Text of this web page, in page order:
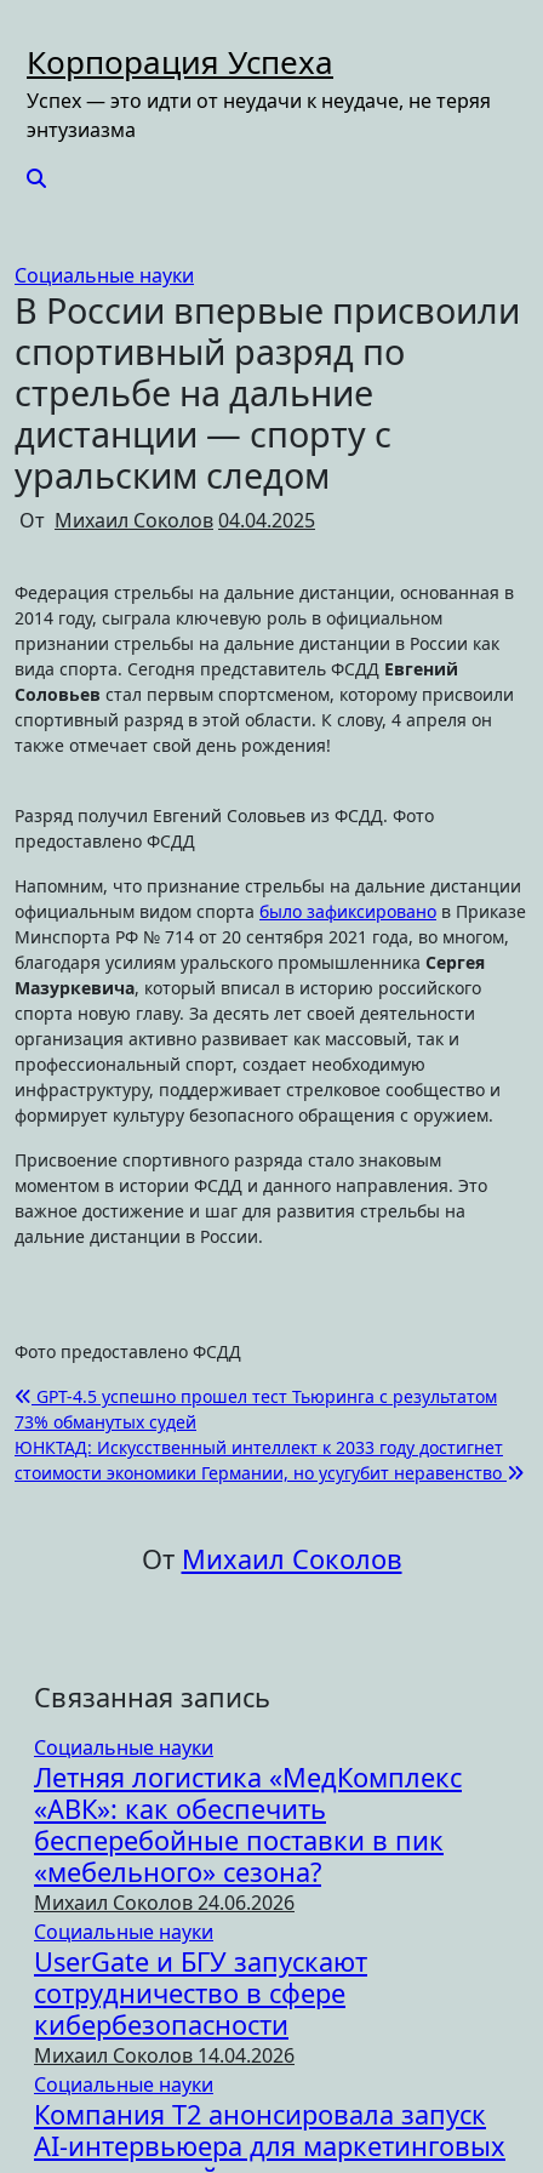
содержимому
Корпорация Успеха
Успех — это идти от неудачи к неудаче, не теряя
энтузиазма
Социальные науки
В России впервые присвоили
спортивный разряд по
стрельбе на дальние
дистанции — спорту с
уральским следом
От Михаил Соколов04.04.2025
Федерация стрельбы на дальние дистанции, основанная в
2014 году, сыграла ключевую роль в официальном
признании стрельбы на дальние дистанции в России как
вида спорта. Сегодня представитель ФСДД Евгений
Соловьев стал первым спортсменом, которому присвоили
спортивный разряд в этой области. К слову, 4 апреля он
также отмечает свой день рождения!
Разряд получил Евгений Соловьев из ФСДД. Фото
предоставлено ФСДД
Напомним, что признание стрельбы на дальние дистанции
официальным видом спорта было зафиксировано в Приказе
Минспорта РФ № 714 от 20 сентября 2021 года, во многом,
благодаря усилиям уральского промышленника Сергея
Мазуркевича, который вписал в историю российского
спорта новую главу. За десять лет своей деятельности
организация активно развивает как массовый, так и
профессиональный спорт, создает необходимую
инфраструктуру, поддерживает стрелковое сообщество и
формирует культуру безопасного обращения с оружием.
Присвоение спортивного разряда стало знаковым
моментом в истории ФСДД и данного направления. Это
важное достижение и шаг для развития стрельбы на
дальние дистанции в России.
Фото предоставлено ФСДД
Навигация
по
записям
GPT-4.5 успешно прошел тест Тьюринга с результатом
73% обманутых судей
ЮНКТАД: Искусственный интеллект к 2033 году достигнет
стоимости экономики Германии, но усугубит неравенство
От Михаил Соколов
Связанная запись
Социальные науки
Летняя логистика «МедКомплекс
«АВК»: как обеспечить
бесперебойные поставки в пик
«мебельного» сезона?
Михаил Соколов24.06.2026
Социальные науки
UserGate и БГУ запускают
сотрудничество в сфере
кибербезопасности
Михаил Соколов 14.04.2026
Социальные науки
Компания Т2 анонсировала запуск
AI-интервьюера для маркетинговых